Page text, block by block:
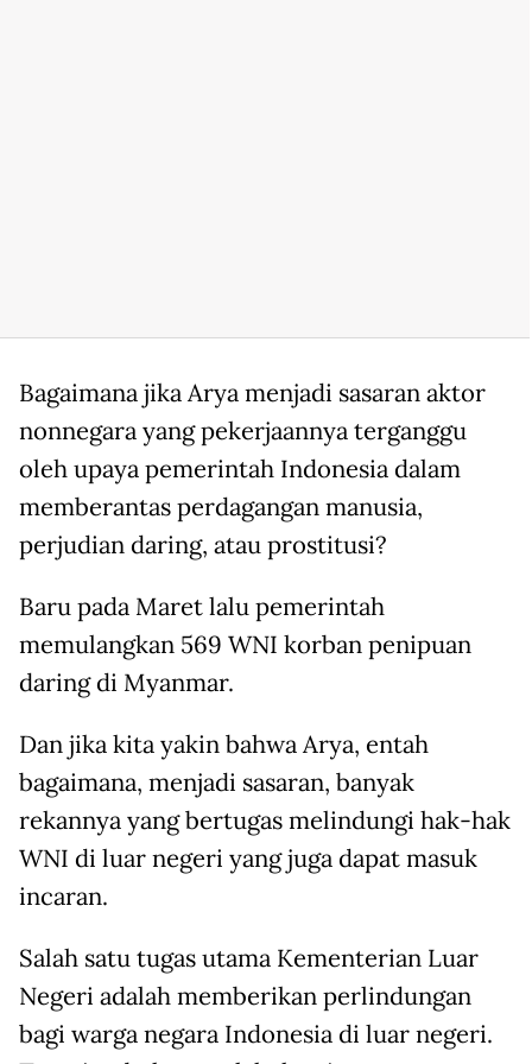
Bagaimana jika Arya menjadi sasaran aktor
nonnegara yang pekerjaannya terganggu
oleh upaya pemerintah Indonesia dalam
memberantas perdagangan manusia,
perjudian daring, atau prostitusi?
Baru pada Maret lalu pemerintah
memulangkan 569 WNI korban penipuan
daring di Myanmar.
Dan jika kita yakin bahwa Arya, entah
bagaimana, menjadi sasaran, banyak
rekannya yang bertugas melindungi hak-hak
WNI di luar negeri yang juga dapat masuk
incaran.
Salah satu tugas utama Kementerian Luar
Negeri adalah memberikan perlindungan
bagi warga negara Indonesia di luar negeri.